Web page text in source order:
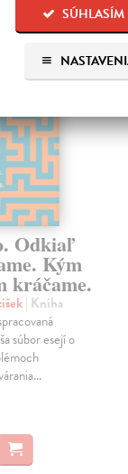
SÚHLASÍM
na sklade
Odkiaľ
Kým
kráčame.
| Kniha
súbor esejí o